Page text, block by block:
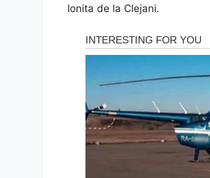
Ionita de la Clejani.